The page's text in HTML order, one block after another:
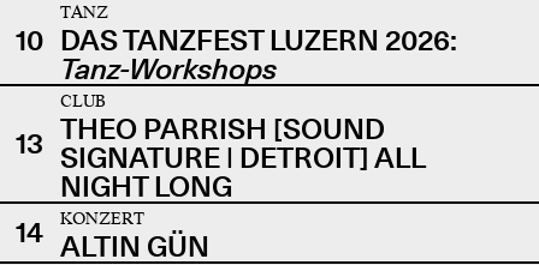
10
TANZ
DAS TANZFEST LUZERN 2026:
Tanz-Workshops
13
CLUB
THEO PARRISH [SOUND
SIGNATURE | DETROIT] ALL
NIGHT LONG
14
KONZERT
ALTIN GÜN